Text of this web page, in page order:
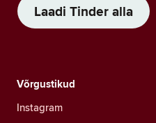
Laadi Tinder alla
Võrgustikud
Instagram